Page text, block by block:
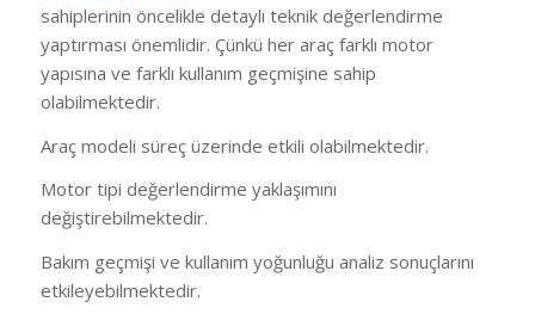
sahiplerinin öncelikle detaylı teknik değerlendirme
yaptırması önemlidir. Çünkü her araç farklı motor
yapısına ve farklı kullanım geçmişine sahip
olabilmektedir.
Araç modeli süreç üzerinde etkili olabilmektedir.
Motor tipi değerlendirme yaklaşımını
değiştirebilmektedir.
Bakım geçmişi ve kullanım yoğunluğu analiz sonuçlarını
etkileyebilmektedir.